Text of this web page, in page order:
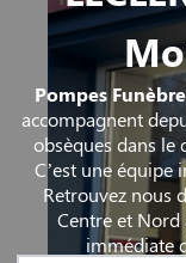
Pompes
accompagnent
obsèques dans le
C’est une équipe
Retrouvez nous
Centre et Nord
immédiate